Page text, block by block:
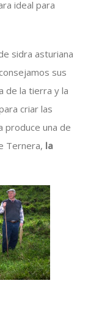
ideal para
sidra asturiana
sus
de la tierra y la
criar las
produce una de
Ternera, la